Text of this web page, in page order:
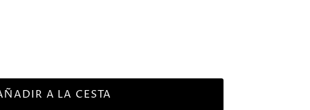
A LA CESTA